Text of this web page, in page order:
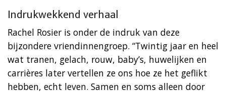
Indrukwekkend verhaal
Rachel Rosier is onder de indruk van deze
bijzondere vriendinnengroep. “Twintig jaar en heel
wat tranen, gelach, rouw, baby’s, huwelijken en
carrières later vertellen ze ons hoe ze het geflikt
hebben, echt leven. Samen en soms alleen door